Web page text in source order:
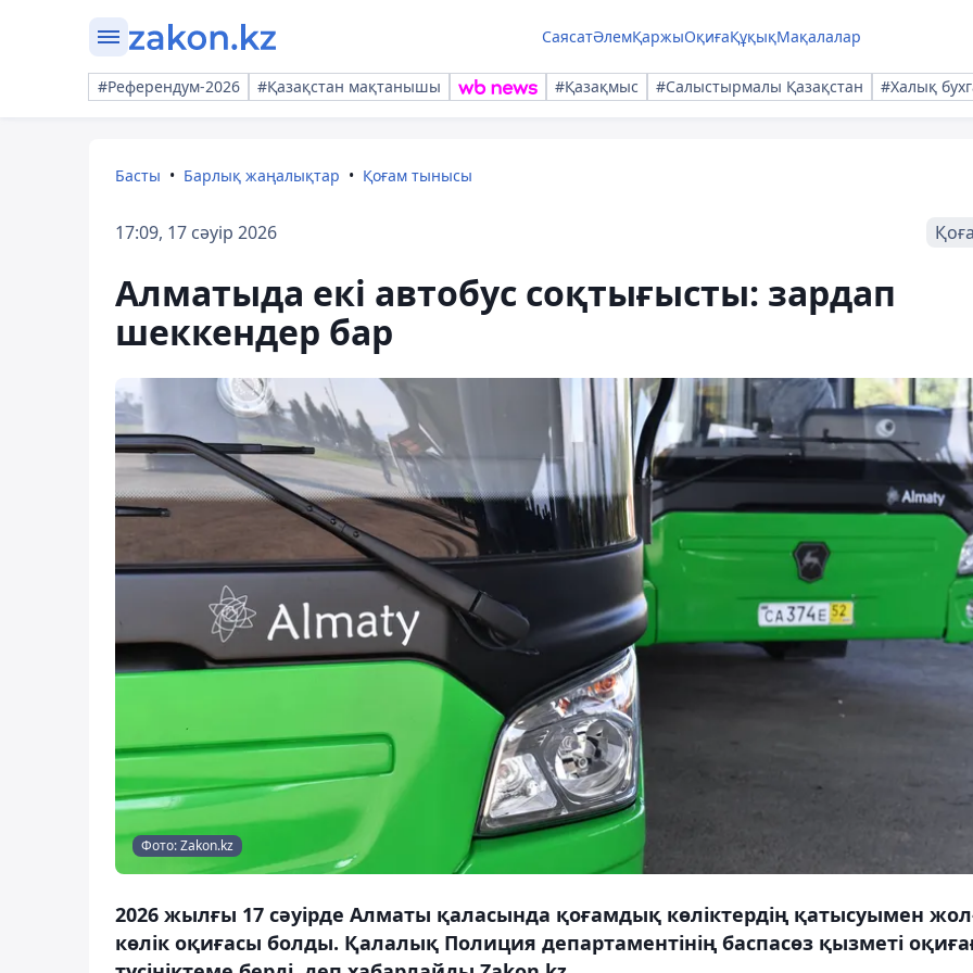
СаясатӘлемҚаржыОқиғаҚұқықМақалалар
#Референдум-2026 #Қазақстан мақтанышы #Қазақмыс #Салыстырмалы Қазақстан #Халық
Басты Барлық жаңалықтар Қоғам тынысы
17:09, 17 сәуір 2026
Алматыда екі автобус соқтығысты: зардап
шеккендер бар
Фото: Zakon.kz
2026 жылғы 17 сәуірде Алматы қаласында қоғамдық көліктердің қатысуымен
көлік оқиғасы болды. Қалалық Полиция департаментінің баспасөз қызметі